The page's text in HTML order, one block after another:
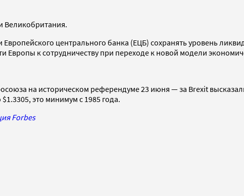
Великобритания.
центрального банка (ЕЦБ) сохранять уровень
Европы к сотрудничеству при переходе к новой модели
на историческом референдуме 23 июня — за Brexit
это минимум с 1985 года.
Forbes